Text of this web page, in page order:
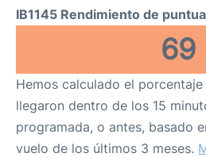
IB1145 Rendimiento de
69
Hemos calculado el
llegaron dentro de los 15
programada, o antes, basado
vuelo de los últimos 3 meses.